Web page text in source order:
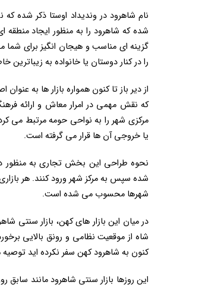
نام شاهرود در وندیداد اوستا ذکر شده
شده که شاهرود را به منظور ایجاد منطقه
گزینه ای مناسب و هیجان انگیز برای
را در کنار دوستان یا خانواده به زیباترین
از دیر باز تا کنون همواره بازار ها به
که نقش مهمی در امرار معاش و ارائه
مرکزی شهر را به نواحی حومه مرتبط می
یا خروجی آن ها قرار می گرفته است.
نحوه طراحی این بخش تجاری به منظور
شده سپس به مرکز شهر ورود کنند. هر
شهرها محسوب می شده است.
شاه از موقعیت نظامی و رونق بالایی
کنون به شاهرود کهن سفر نکرده اید توصیه
این روزها بازار سنتی شاهرود مانند